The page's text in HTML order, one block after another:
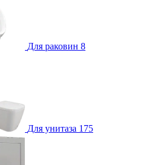
Для раковин 8
Для унитаза 175